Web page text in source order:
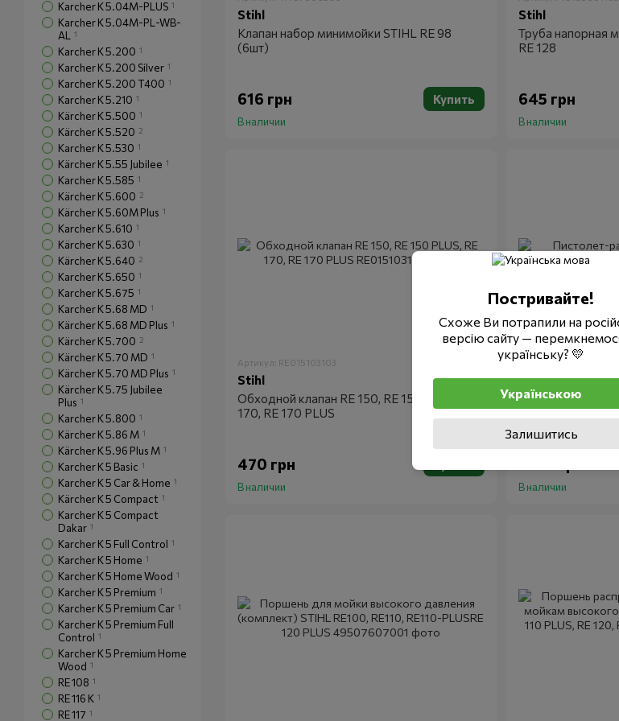
Stihl
Клапан набор минимойки STIHL RE 98
(6шт)
616 грн Купить
В наличии
Stihl
Труба напорная
RE 128
645 грн
В наличии
Артикул: RE015103103
Stihl
Обходной клапан RE 150, RE 150 PLUS, RE
170, RE 170 PLUS
470 грн
В наличии
Артикул: 49155001398
Stihl
Пистолет-
В наличии
Karcher K 5.04M-PLUS 1
Karcher K 5.04M-PL-WB-
AL
1
Karcher K 5.200 1
Karcher K 5.200 Silver 1
Karcher K 5.200 T400 1
Karcher K 5.210 1
Kärcher K 5.500 1
Kärcher K 5.520 2
Karcher K 5.530 1
Kärcher K 5.55 Jubilee 1
Karcher K 5.585 1
Kärcher K 5.600 2
Kärcher K 5.60M Plus 1
Karcher K 5.610 1
Kärcher K 5.630 1
Kärcher K 5.640 2
Karcher K 5.650 1
Karcher K 5.675 1
Karcher K 5.68 MD 1
Kärcher K 5.68 MD Plus 1
Kärcher K 5.700 2
Kärcher K 5.70 MD 1
Kärcher K 5.70 MD Plus 1
Kärcher K 5.75 Jubilee
Plus 1
Karcher K 5.800 1
Kärcher K 5.86 M 1
Kärcher K 5.96 Plus M 1
Karcher K 5 Basic 1
Karcher K 5 Car & Home 1
Kärcher K 5 Compact 1
Karcher K 5 Compact
Dakar 1
Karcher K 5 Full Control 1
Karcher K 5 Home 1
Karcher K 5 Home Wood 1
Karcher K 5 Premium 1
Karcher K 5 Premium Car 1
Karcher K 5 Premium Full
Control 1
Karcher K 5 Premium Home
Wood 1
RE 108 1
RE 116 K 1
RE 117 1
Постривайте!
Схоже Ви потрапили на
версію сайту —
українську? 💛
Українською
Залишитись